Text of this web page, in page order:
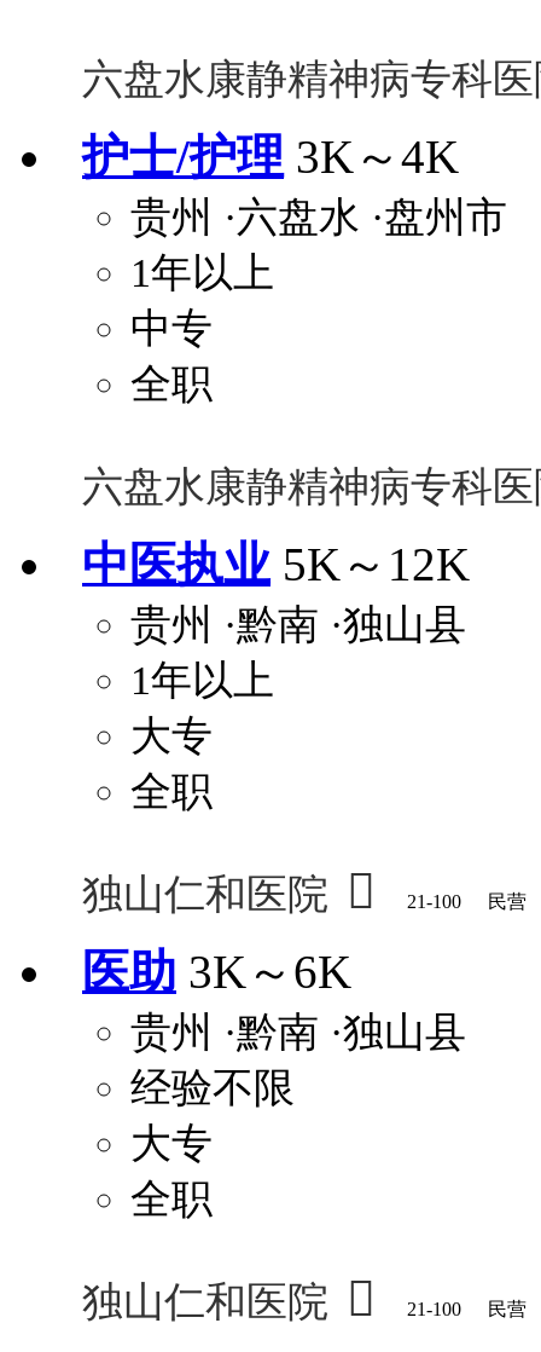
六盘水康静精神病专科
护士/护理 3K～4K
贵州 ·六盘水 ·盘州市
1年以上
中专
全职
六盘水康静精神病专科
中医执业 5K～12K
贵州 ·黔南 ·独山县
1年以上
大专
全职
独山仁和医院  21-100 民营
医助 3K～6K
贵州 ·黔南 ·独山县
经验不限
大专
全职
独山仁和医院  21-100 民营